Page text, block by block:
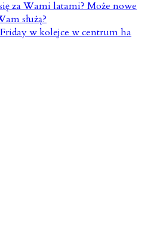
w kolejce w centrum ha